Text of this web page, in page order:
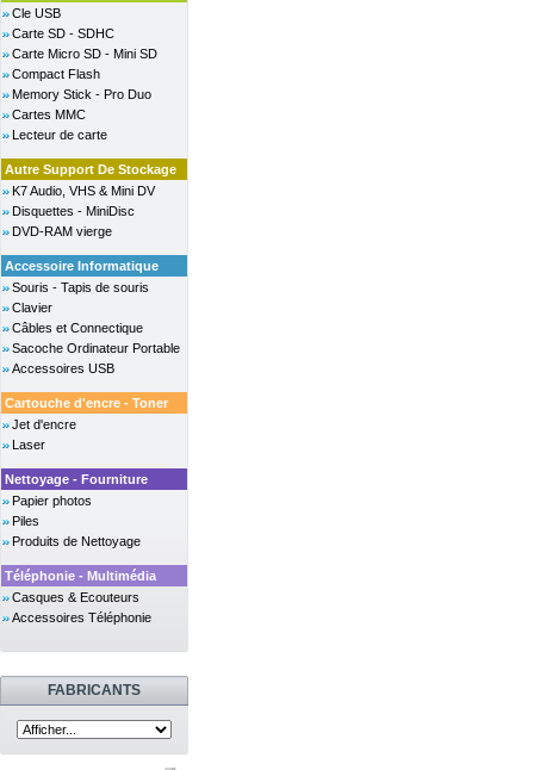
Cle USB
Carte SD - SDHC
Carte Micro SD - Mini SD
Compact Flash
Memory Stick - Pro Duo
Cartes MMC
Lecteur de carte
Autre Support De Stockage
K7 Audio, VHS & Mini DV
Disquettes - MiniDisc
DVD-RAM vierge
Accessoire Informatique
Souris - Tapis de souris
Clavier
Câbles et Connectique
Sacoche Ordinateur Portable
Accessoires USB
Cartouche d'encre - Toner
Jet d'encre
Laser
Nettoyage - Fourniture
Papier photos
Piles
Produits de Nettoyage
Téléphonie - Multimédia
Casques & Ecouteurs
Accessoires Téléphonie
FABRICANTS